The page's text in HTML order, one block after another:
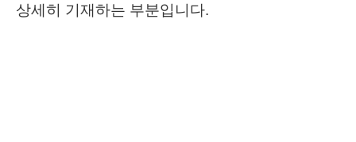
상세히 기재하는 부분입니다.